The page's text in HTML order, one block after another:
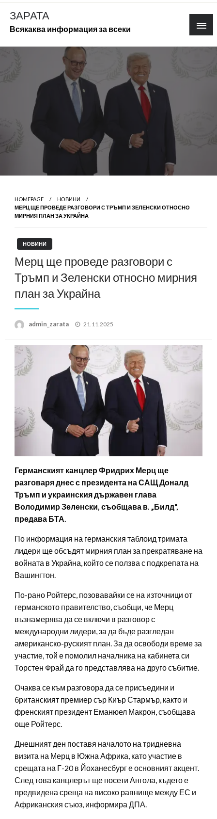
Skip
content
ЗАРАТА
Всякаква информация за всеки
HOMEPAGE
НОВИНИ
МЕРЦ ЩЕ ПРОВЕДЕ РАЗГОВОРИ С ТРЪМП И ЗЕЛЕНСКИ ОТНОСНО
МИРНИЯ ПЛАН ЗА УКРАЙНА
НОВИНИ
Мерц ще проведе разговори с
Тръмп и Зеленски относно мирния
план за Украйна
admin_zarata
Posted
21.11.2025
Германският канцлер Фридрих Мерц ще
разговаря днес с президента на САЩ Доналд
Тръмп и украинския държавен глава
Володимир Зеленски, съобщава в. „Билд“,
предава БТА.
По информация на германския таблоид тримата
лидери ще обсъдят мирния план за прекратяване на
войната в Украйна, който се ползва с подкрепата на
Вашингтон.
По-рано Ройтерс, позовавайки се на източници от
германското правителство, съобщи, че Мерц
възнамерява да се включи в разговор с
международни лидери, за да бъде разгледан
американско-руският план. За да освободи време за
участие, той е помолил началника на кабинета си
Торстен Фрай да го представлява на друго събитие.
Очаква се към разговора да се присъедини и
британският премиер сър Киър Стармър, както и
френският президент Еманюел Макрон, съобщава
още Ройтерс.
Днешният ден поставя началото на тридневна
визита на Мерц в Южна Африка, като участие в
срещата на Г-20 в Йоханесбург е основният акцент.
След това канцлерът ще посети Ангола, където е
предвидена среща на високо равнище между ЕС и
Африканския съюз, информира ДПА.